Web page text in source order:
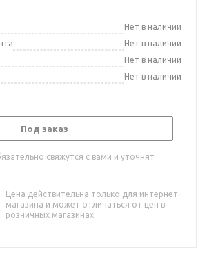
Нет в наличии
Нет в наличии
Нет в наличии
Нет в наличии
Под заказ
свяжутся с вами и уточнят
Цена действительна только для интернет-
магазина и может отличаться от цен в
розничных магазинах